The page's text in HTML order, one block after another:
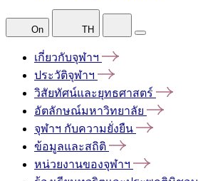
On TH
เกี่ยวกับจุฬาฯ
ประวัติจุฬาฯ
วิสัยทัศน์และยุทธศาสตร์
อัตลักษณ์มหาวิทยาลัย
จุฬาฯ กับความยั่งยืน
ข้อมูลและสถิติ
หน่วยงานของจุฬาฯ